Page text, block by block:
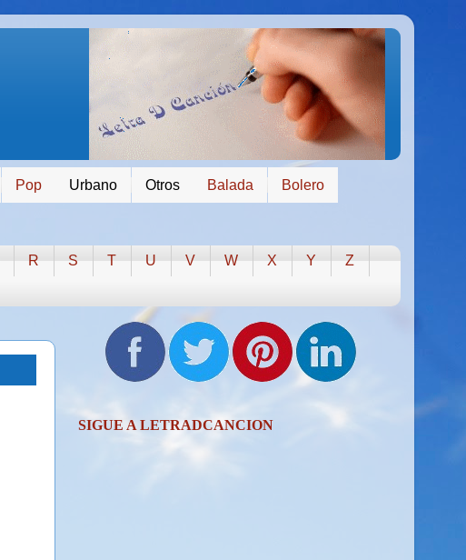
Pop Urbano Otros Balada Bolero
R S T U V W X Y
Z
SIGUE A LETRADCANCION